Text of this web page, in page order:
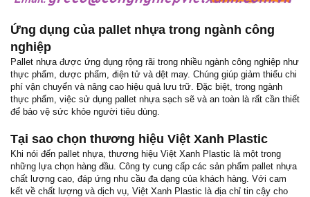
Ứng dụng của pallet nhựa trong ngành công
nghiệp
Pallet nhựa được ứng dụng rộng rãi trong nhiều ngành công nghiệp như
thực phẩm, dược phẩm, điện tử và dệt may. Chúng giúp giảm thiểu chi
phí vận chuyển và nâng cao hiệu quả lưu trữ. Đặc biệt, trong ngành
thực phẩm, việc sử dụng pallet nhựa sạch sẽ và an toàn là rất cần thiết
để bảo vệ sức khỏe người tiêu dùng.
Tại sao chọn thương hiệu Việt Xanh Plastic
Khi nói đến pallet nhựa, thương hiệu Việt Xanh Plastic là một trong
những lựa chọn hàng đầu. Công ty cung cấp các sản phẩm pallet nhựa
chất lượng cao, đáp ứng nhu cầu đa dạng của khách hàng. Với cam
kết về chất lượng và dịch vụ, Việt Xanh Plastic là địa chỉ tin cậy cho